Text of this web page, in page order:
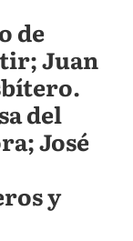
de
Juan
del
José
y